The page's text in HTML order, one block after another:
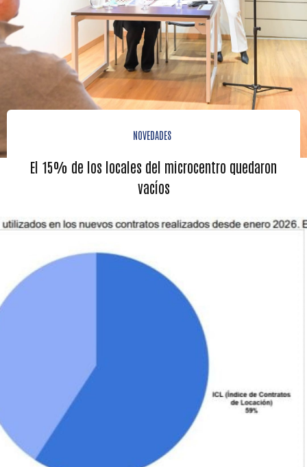
NOVEDADES
El 15% de los locales del microcentro quedaron
vacíos